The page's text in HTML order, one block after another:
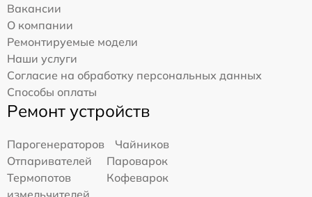
Вакансии
О компании
Ремонтируемые модели
Наши услуги
Согласие на обработку персональных данных
Способы оплаты
Ремонт устройств
Парогенераторов
Чайников
Отпаривателей
Пароварок
Термопотов
Кофеварок
измельчителей